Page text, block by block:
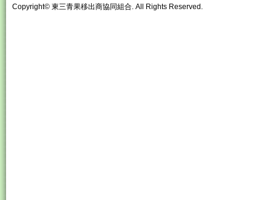
Copyright© 東三青果移出商協同組合. All Rights Reserved.